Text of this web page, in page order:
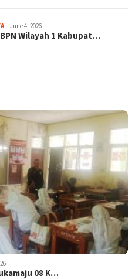
June 4, 2026
Wilayah 1 Kabupat…
08 K…